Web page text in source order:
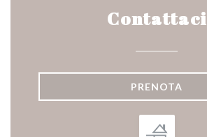
Contattaci
PRENOTA